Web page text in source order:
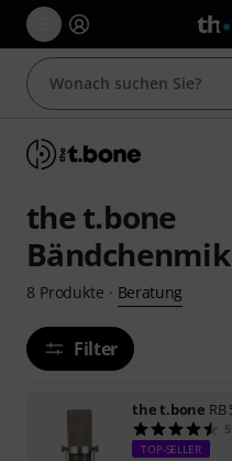
the t.bone
8 Produkte · Beratung
Filter
the t.bone RB
TOP-SELLER